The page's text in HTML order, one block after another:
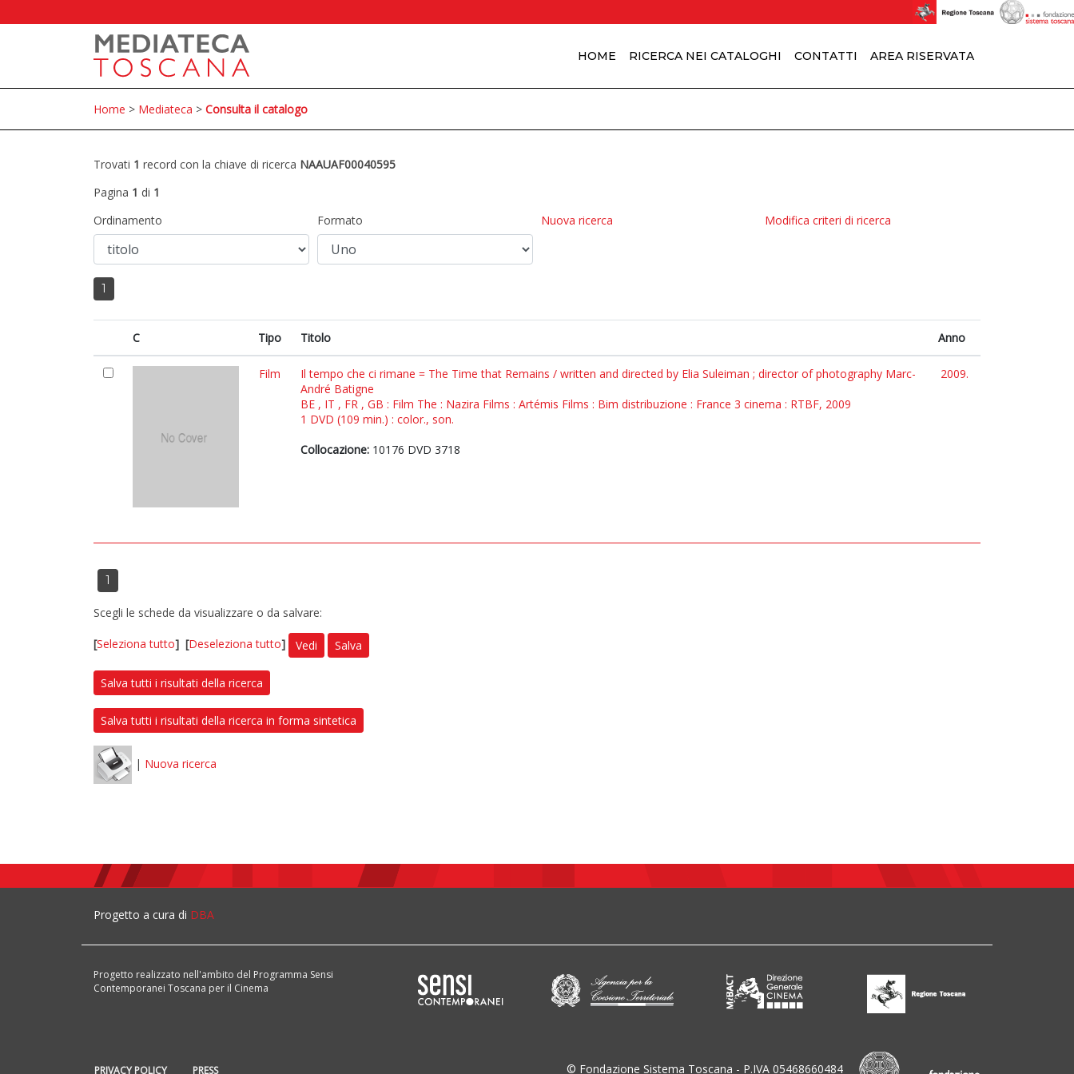
HOME RICERCA NEI CATALOGHI CONTATTI AREA RISERVATA
Home > Mediateca > Consulta il catalogo
Trovati 1 record con la chiave di ricerca NAAUAF00040595
Pagina 1 di 1
Ordinamento
Formato Nuova ricerca Modifica criteri di ricerca
1
C Tipo Titolo Anno
Film
Il tempo che ci rimane = The Time that Remains / written and directed by Elia Suleiman ; director of photography Marc-
André Batigne
BE , IT , FR , GB : Film The : Nazira Films : Artémis Films : Bim distribuzione : France 3 cinema : RTBF, 2009
1 DVD (109 min.) : color., son.
Collocazione: 10176 DVD 3718
2009.
1
Scegli le schede da visualizzare o da salvare:
[Seleziona tutto] [Deseleziona tutto] Vedi Salva
Salva tutti i risultati della ricerca
Salva tutti i risultati della ricerca in forma sintetica
| Nuova ricerca
Progetto a cura di DBA
Progetto realizzato nell'ambito del Programma Sensi
Contemporanei Toscana per il Cinema
PRIVACY POLICY PRESS © Fondazione Sistema Toscana - P.IVA 05468660484